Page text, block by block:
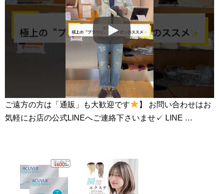
ご遠方の方は「通販」も大歓迎です
】 お問い合わせはお
気軽にお店の公式LINEへご連絡下さいませ✓ LINE …